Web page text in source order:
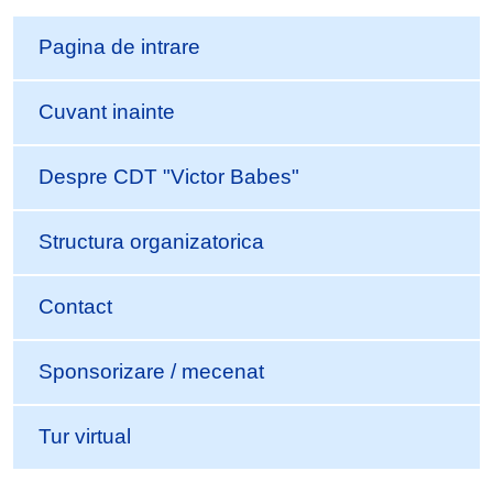
Pagina de intrare
Cuvant inainte
Despre CDT "Victor Babes"
Structura organizatorica
Contact
Sponsorizare / mecenat
Tur virtual